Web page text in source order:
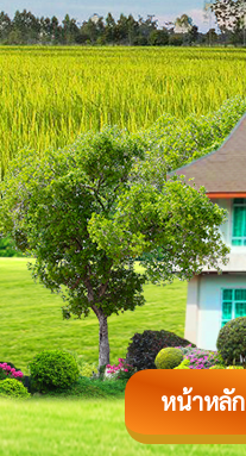
หน้าหลัก